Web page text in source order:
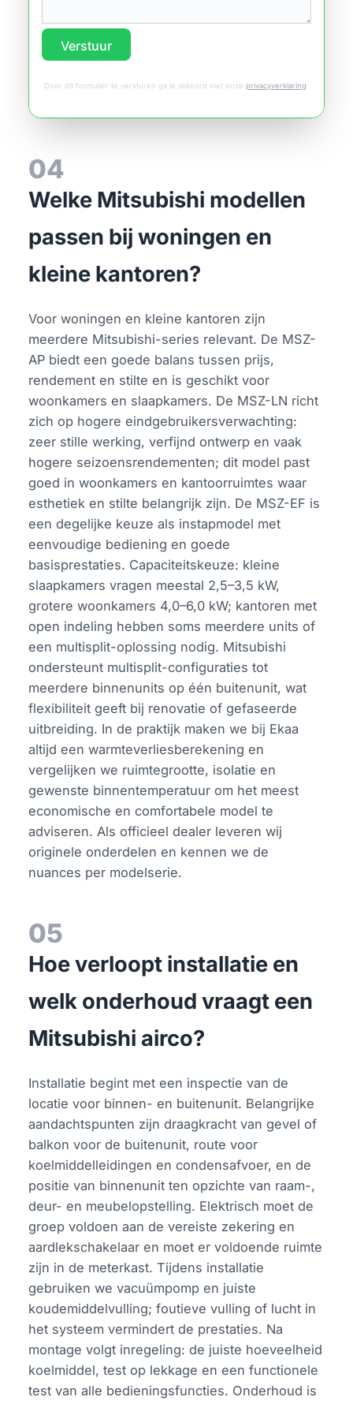
Verstuur
Door dit formulier te versturen ga je akkoord met onze privacyverklaring.
04
Welke Mitsubishi modellen
passen bij woningen en
kleine kantoren?
Voor woningen en kleine kantoren zijn
meerdere Mitsubishi-series relevant. De MSZ-
AP biedt een goede balans tussen prijs,
rendement en stilte en is geschikt voor
woonkamers en slaapkamers. De MSZ-LN richt
zich op hogere eindgebruikersverwachting:
zeer stille werking, verfijnd ontwerp en vaak
hogere seizoensrendementen; dit model past
goed in woonkamers en kantoorruimtes waar
esthetiek en stilte belangrijk zijn. De MSZ-EF is
een degelijke keuze als instapmodel met
eenvoudige bediening en goede
basisprestaties. Capaciteitskeuze: kleine
slaapkamers vragen meestal 2,5–3,5 kW,
grotere woonkamers 4,0–6,0 kW; kantoren met
open indeling hebben soms meerdere units of
een multisplit-oplossing nodig. Mitsubishi
ondersteunt multisplit-configuraties tot
meerdere binnenunits op één buitenunit, wat
flexibiliteit geeft bij renovatie of gefaseerde
uitbreiding. In de praktijk maken we bij Ekaa
altijd een warmteverliesberekening en
vergelijken we ruimtegrootte, isolatie en
gewenste binnentemperatuur om het meest
economische en comfortabele model te
adviseren. Als officieel dealer leveren wij
originele onderdelen en kennen we de
nuances per modelserie.
05
Hoe verloopt installatie en
welk onderhoud vraagt een
Mitsubishi airco?
Installatie begint met een inspectie van de
locatie voor binnen- en buitenunit. Belangrijke
aandachtspunten zijn draagkracht van gevel of
balkon voor de buitenunit, route voor
koelmiddelleidingen en condensafvoer, en de
positie van binnenunit ten opzichte van raam-,
deur- en meubelopstelling. Elektrisch moet de
groep voldoen aan de vereiste zekering en
aardlekschakelaar en moet er voldoende ruimte
zijn in de meterkast. Tijdens installatie
gebruiken we vacuümpomp en juiste
koudemiddelvulling; foutieve vulling of lucht in
het systeem vermindert de prestaties. Na
montage volgt inregeling: de juiste hoeveelheid
koelmiddel, test op lekkage en een functionele
test van alle bedieningsfuncties. Onderhoud is